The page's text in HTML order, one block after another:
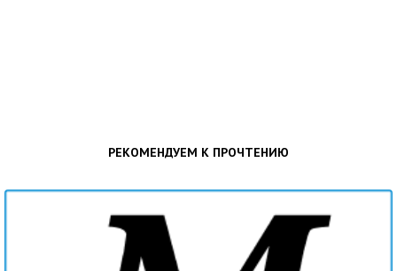
РЕКОМЕНДУЕМ К ПРОЧТЕНИЮ